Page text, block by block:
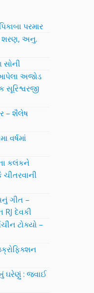
પરમાર
શરણ, અનુ.
સોની
અજોડ
સૂરિશ્વરજી
– શૈલેષ
વર્ષમાં
કલંકને
ચીતરવાની
ગીત –
RJ દેવકી
ટોક્યો –
ઘરેણું : જવાઈ